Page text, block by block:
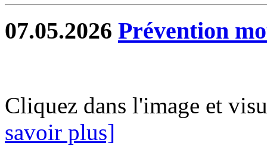
07.05.2026 Prévention
Cliquez dans l'image et
savoir plus]